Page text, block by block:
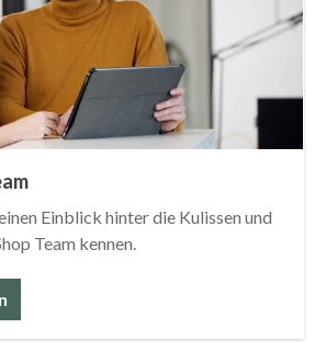
Einblick hinter die Kulissen und
Team kennen.